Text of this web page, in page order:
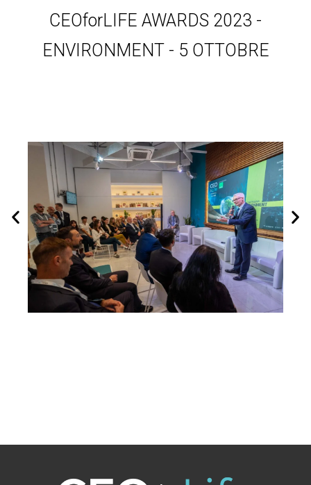
CEOforLIFE AWARDS 2023 -
ENVIRONMENT - 5 OTTOBRE